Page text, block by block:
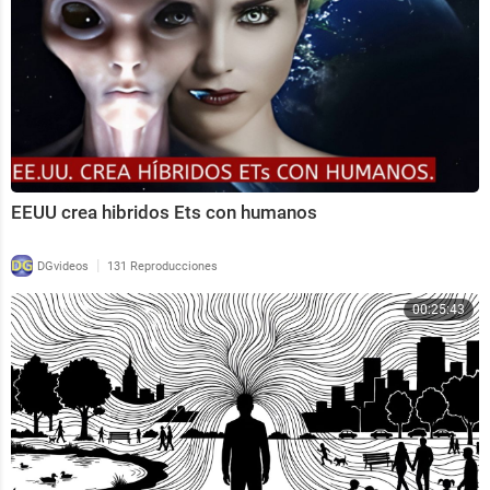
ción, Cosmética, Bebidas, Seguros, Energía, Media, Te
cnología y Retail.BIO: https://inspirinas.com/acerca-d
e/SERVICIOS COMO SPEAKER: http://inspirinas.com/i
nspirin....as-en-t...CONTACTO:B http://www.inspirinas.
comNewsletter:
https://inspirinas.com/suscribete-a-
/ gentrala LinkedIn: / gustavoentrala
EEUU crea hibridos Ets con humanos
DGvideos | 131 Reproducciones
00:25:43